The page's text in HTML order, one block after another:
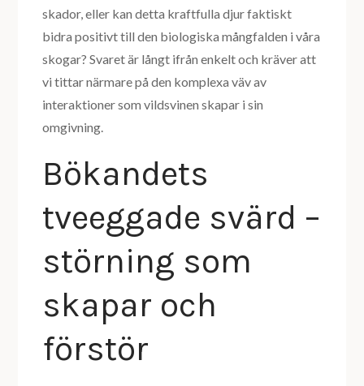
skador, eller kan detta kraftfulla djur faktiskt
bidra positivt till den biologiska mångfalden i våra
skogar? Svaret är långt ifrån enkelt och kräver att
vi tittar närmare på den komplexa väv av
interaktioner som vildsvinen skapar i sin
omgivning.
Bökandets
tveeggade svärd –
störning som
skapar och
förstör